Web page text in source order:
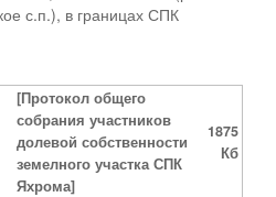
с.п.), в границах СПК
[Протокол общего
собрания участников
долевой собственности
земелного участка СПК
Яхрома]
1875
Кб